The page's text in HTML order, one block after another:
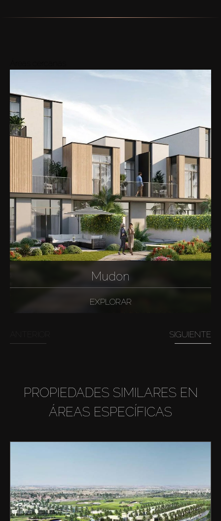
Mudon
EXPLORAR
SIGUIENTE
PROPIEDADES SIMILARES EN
ÁREAS ESPECÍFICAS